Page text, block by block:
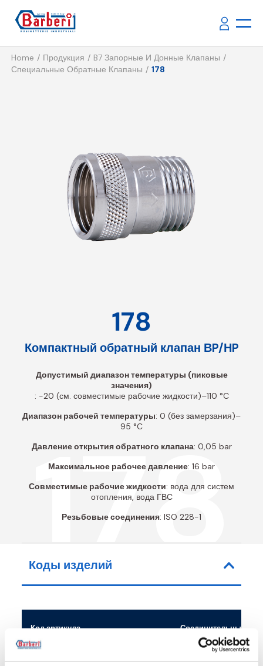
Home Продукция
B7 Запорные И Донные Клапаны
Специальные Обратные Клапаны
178
178
178
Компактный обратный клапан ВP/НP
Допустимый диапазон температуры (пиковые
значения)
: -20 (см. совместимые рабочие жидкости)–110 °C
Диапазон рабочей температуры: 0 (без замерзания)–
95 °C
Давление открытия обратного клапана: 0,05 bar
Максимальное рабочее давление: 16 bar
Совместимые рабочие жидкости: вода для систем
отопления, вода ГВС
Резьбовые соединения: ISO 228-1
Коды изделий
Код артикула Соединительные
178015C00 G 1/2 F - G 1/2 M